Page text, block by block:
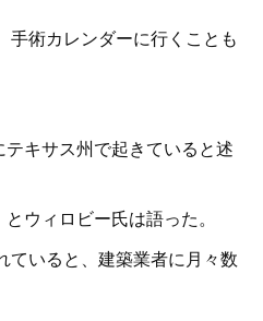
手術カレンダーに行くことも
キサス州で起きていると述
ウィロビー氏は語った。
ていると、建築業者に月々数